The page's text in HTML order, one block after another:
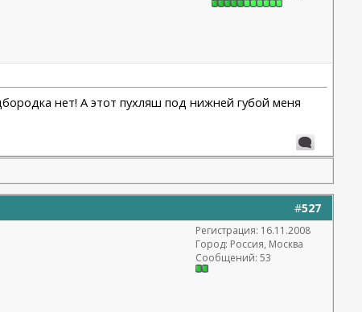
нет! А этот пухляш под нижней губой меня
#527
Регистрация: 16.11.2008
Город: Россия, Москва
Сообщений: 53